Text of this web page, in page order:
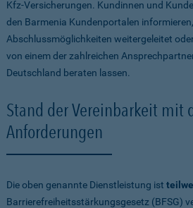
Kfz-Versicherungen. Kundinnen und
den Barmenia Kundenportalen
Abschlussmöglichkeiten weitergeleitet
von einem der zahlreichen
Deutschland beraten lassen.
Stand der Vereinbarkeit mit
Anforderungen
Die oben genannte Dienstleistung ist
Barrierefreiheitsstärkungsgesetz (BFSG)